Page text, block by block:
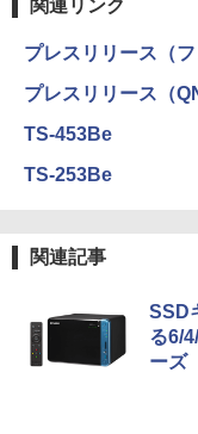
関連リンク
プレスリリース（フ
プレスリリース（
TS-453Be
TS-253Be
関連記事
SSD
る6/
ーズ